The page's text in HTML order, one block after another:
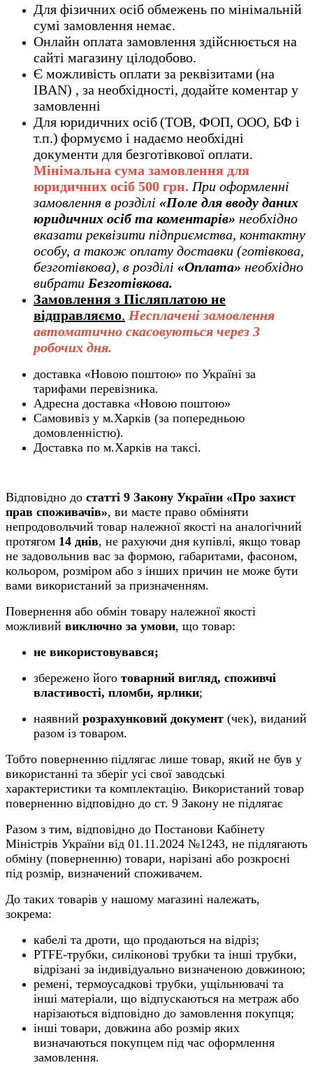
Для фізичних осіб обмежень по мінімальній
сумі замовлення немає.
Онлайн оплата замовлення здійснюється на
сайті магазину цілодобово.
Є можливість оплати за реквізитами(на
IBAN) , за необхідності, додайте коментар у
замовленні
Для юридичних осіб(ТОВ, ФОП, ООО, БФ і
т.п.) формуємо і надаємо необхідні
документи для безготівкової оплати.
Мінімальна сума замовлення для
юридичних осіб 500 грн. При оформленні
замовлення в розділі «Поле для вводу даних
юридичних осіб та коментарів» необхідно
вказати реквізити підприємства, контактну
особу, а також оплату доставки (готівкова,
безготівкова), в розділі «Оплата» необхідно
вибрати Безготівкова.
Замовлення з Післяплатою не
відправляємо. Несплачені замовлення
автоматично скасовуються через 3
робочих дня.
доставка «Новою поштою» по Україні за
тарифами перевізника.
Адресна доставка «Новою поштою»
Самовивіз у м.Харків (за попередньою
домовленністю).
Доставка по м.Харків на таксі.
Відповідно до статті 9 Закону України «Про захист
прав споживачів», ви маєте право обміняти
непродовольчий товар належної якості на аналогічний
протягом 14 днів, не рахуючи дня купівлі, якщо товар
не задовольнив вас за формою, габаритами, фасоном,
кольором, розміром або з інших причин не може бути
вами використаний за призначенням.
Повернення або обмін товару належної якості
можливий виключно за умови, що товар:
не використовувався;
збережено його товарний вигляд, споживчі
властивості, пломби, ярлики;
наявний розрахунковий документ (чек), виданий
разом із товаром.
Тобто поверненню підлягає лише товар, який не був у
використанні та зберіг усі свої заводські
характеристики та комплектацію. Використаний товар
поверненню відповідно до ст. 9 Закону не підлягає
Разом з тим, відповідно до Постанови Кабінету
Міністрів України від 01.11.2024 №1243, не підлягають
обміну (поверненню) товари, нарізані або розкроєні
під розмір, визначений споживачем.
До таких товарів у нашому магазині належать,
зокрема:
кабелі та дроти, що продаються на відріз;
PTFE-трубки, силіконові трубки та інші трубки,
відрізані за індивідуально визначеною довжиною;
ремені, термоусадкові трубки, ущільнювачі та
інші матеріали, що відпускаються на метраж або
нарізаються відповідно до замовлення покупця;
інші товари, довжина або розмір яких
визначаються покупцем під час оформлення
замовлення.